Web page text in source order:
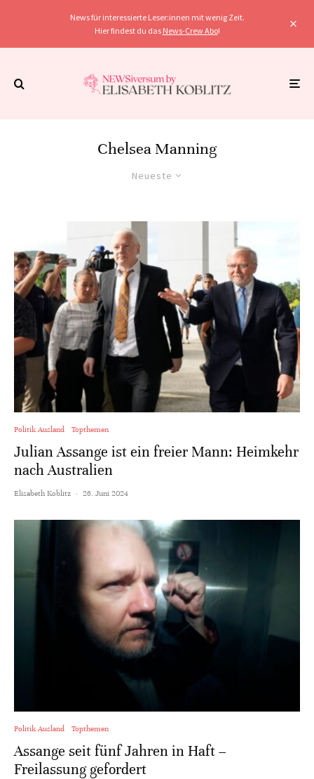
News für interessierte Leser:innen mit wenig Zeit.
Hier findest du das News-Crew Abo!
Chelsea Manning
Neueste
Politik Ausland Topthemen
Julian Assange ist ein freier Mann: Heimkehr
nach Australien
Elisabeth Koblitz · 26. Juni 2024
Politik Ausland Topthemen
Assange seit fünf Jahren in Haft –
Freilassung gefordert